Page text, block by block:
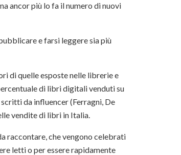
ancor più lo fa il numero di nuovi
e farsi leggere sia più
di quelle esposte nelle librerie e
di libri digitali venduti su
da influencer (Ferragni, De
vendite di libri in Italia.
raccontare, che vengono celebrati
letti o per essere rapidamente